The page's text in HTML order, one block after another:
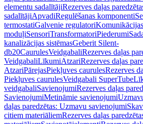
elementu sadalītājiRezerves daļas
sadalītājiApvadiRegulēšanas komponenti
termostatiGalvenie regulatoriKomunikācijas
moduļiSensoriTransformatoriPiederumi
kanalizācijas sistēmasGeberit Silent-
db20CaurulesVeidgabaliRezerves daļas
VeidgabaliLīkumiAtzariRezerves daļas
AtzariPārejasPiekļuves caurulesRezerves
Piekļuves caurulesVeidgabali SuperTube
veidgabaliSavienojumiRezerves daļas
SavienojumiMetināmie savienojumi
daļas paredzētas: Uzmavu savienojumi
citiem materiāliemRezerves daļas